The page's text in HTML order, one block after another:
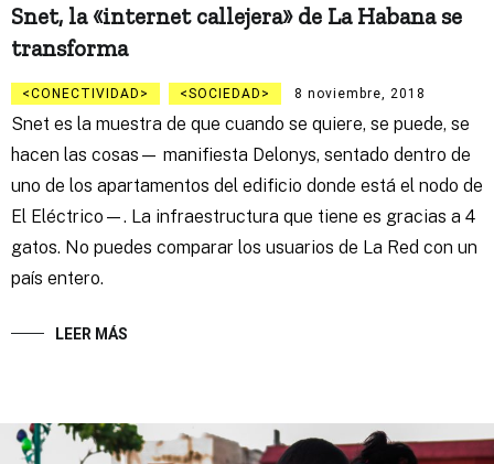
Snet, la «internet callejera» de La Habana se
transforma
CONECTIVIDAD SOCIEDAD 8 noviembre, 2018
Snet es la muestra de que cuando se quiere, se puede, se
hacen las cosas— manifiesta Delonys, sentado dentro de
uno de los apartamentos del edificio donde está el nodo de
El Eléctrico—. La infraestructura que tiene es gracias a 4
gatos. No puedes comparar los usuarios de La Red con un
país entero.
LEER MÁS